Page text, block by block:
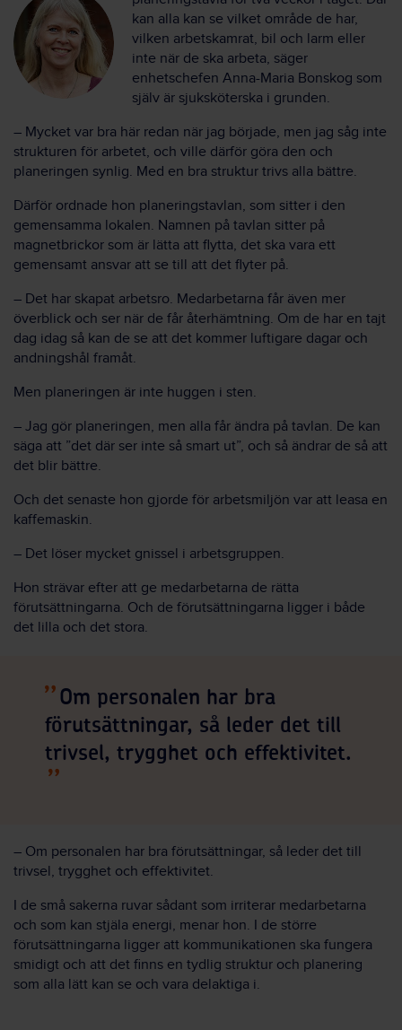
kan alla kan se vilket område de har,
vilken arbetskamrat, bil och larm eller
inte när de ska arbeta, säger
enhetschefen Anna-Maria Bonskog som
själv är sjuksköterska i grunden.
– Mycket var bra här redan när jag började, men jag såg inte
strukturen för arbetet, och ville därför göra den och
planeringen synlig. Med en bra struktur trivs alla bättre.
Därför ordnade hon planeringstavlan, som sitter i den
gemensamma lokalen. Namnen på tavlan sitter på
magnetbrickor som är lätta att flytta, det ska vara ett
gemensamt ansvar att se till att det flyter på.
– Det har skapat arbetsro. Medarbetarna får även mer
överblick och ser när de får återhämtning. Om de har en tajt
dag idag så kan de se att det kommer luftigare dagar och
andningshål framåt.
Men planeringen är inte huggen i sten.
– Jag gör planeringen, men alla får ändra på tavlan. De kan
säga att ”det där ser inte så smart ut”, och så ändrar de så att
det blir bättre.
Och det senaste hon gjorde för arbetsmiljön var att leasa en
kaffemaskin.
– Det löser mycket gnissel i arbetsgruppen.
Hon strävar efter att ge medarbetarna de rätta
förutsättningarna. Och de förutsättningarna ligger i både
det lilla och det stora.
Om personalen har bra
förutsättningar, så leder det till
trivsel, trygghet och effektivitet.
– Om personalen har bra förutsättningar, så leder det till
trivsel, trygghet och effektivitet.
I de små sakerna ruvar sådant som irriterar medarbetarna
och som kan stjäla energi, menar hon. I de större
förutsättningarna ligger att kommunikationen ska fungera
smidigt och att det finns en tydlig struktur och planering
som alla lätt kan se och vara delaktiga i.